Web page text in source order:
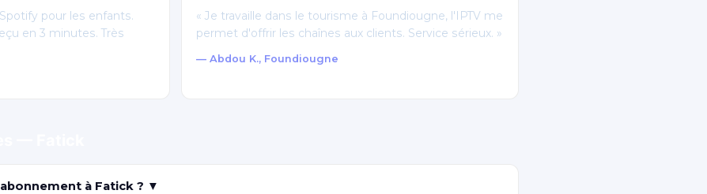
pour les enfants.
en 3 minutes. Très
« Je travaille dans le tourisme à Foundiougne, l'IPTV me
permet d'offrir les chaînes aux clients. Service sérieux. »
— Abdou K., Foundiougne
à Fatick ? ▼